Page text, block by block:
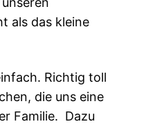
als das kleine
Richtig toll
die uns eine
Familie. Dazu